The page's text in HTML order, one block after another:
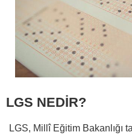
LGS NEDİR?
LGS, Millî Eğitim Bakanlığı